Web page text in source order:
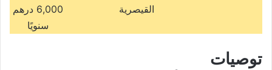
القيصرية
6,000 درهم
سنويًا
توصيات